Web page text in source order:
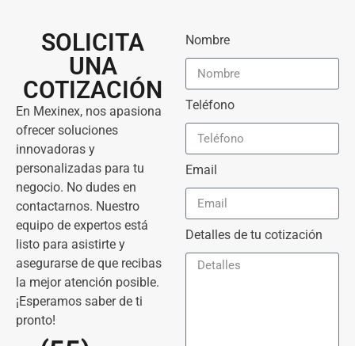
SOLICITA
UNA
COTIZACIÓN
En Mexinex, nos apasiona
ofrecer soluciones
innovadoras y
personalizadas para tu
negocio. No dudes en
contactarnos. Nuestro
equipo de expertos está
listo para asistirte y
asegurarse de que recibas
la mejor atención posible.
¡Esperamos saber de ti
pronto!
Nombre
Teléfono
Email
Detalles de tu cotización